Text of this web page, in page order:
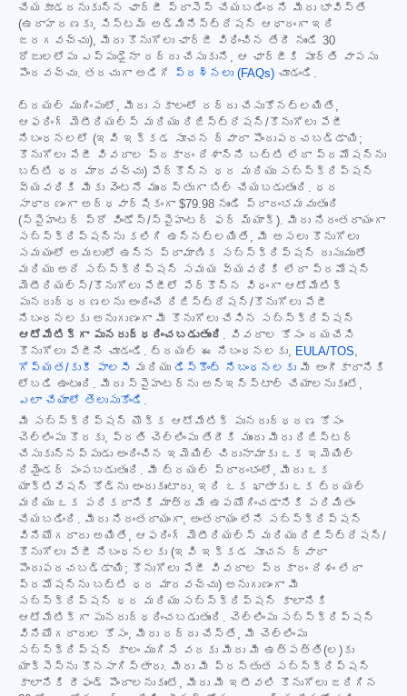
చేయకూడదనుకున్న ఛార్జీ ప్రాసెస్ చేయబడిందని మీరు భావిస్తే
(ఉదాహరణకు, సిస్టమ్ అడ్మినిస్ట్రేషన్ ఆధారంగా ఇది
జరగవచ్చు), మీరు కొనుగోలు ఛార్జీ విధించిన తేదీ నుండి 30
రోజులలోపు ఎప్పుడైనా రద్దు చేసుకుని, ఆ ఛార్జీకి పూర్తి వాపసు
పొందవచ్చు. తరచుగా అడిగే
ప్రశ్నలు (FAQs) చూడండి.
ట్రయల్ ముగింపులో, మీరు సకాలంలో రద్దు చేసుకోనట్లయితే,
ఆఫరింగ్ మెటీరియల్స్ మరియు రిజిస్ట్రేషన్/కొనుగోలు పేజీ
నిబంధనలలో (ఇవి ఇక్కడ సూచన ద్వారా పొందుపరచబడ్డాయి;
కొనుగోలు పేజీ వివరాల ప్రకారం దేశాన్ని బట్టి లేదా ప్రమోషన్‌ను
బట్టి ధర మారవచ్చు) పేర్కొన్న ధర మరియు సబ్‌స్క్రిప్షన్
వ్యవధికి మీకు వెంటనే ముందస్తుగా బిల్ చేయబడుతుంది. ధర
సాధారణంగా అర్ధవార్షికంగా $79.98 నుండి ప్రారంభమవుతుంది
(స్పైహంటర్ ప్రో విండోస్/స్పైహంటర్ ఫర్ మ్యాక్). మీరు నిరంతరాయంగా
సబ్‌స్క్రిప్షన్‌ను కలిగి ఉన్నట్లయితే, మీ అసలు కొనుగోలు
సమయంలో అమలులో ఉన్న ప్రామాణిక సబ్‌స్క్రిప్షన్ రుసుముతో
మరియు అదే సబ్‌స్క్రిప్షన్ సమయ వ్యవధికి లేదా ప్రమోషన్
మెటీరియల్స్/కొనుగోలు పేజీలో పేర్కొన్న విధంగా ఆటోమేటిక్
పునరుద్ధరణలను అందించే రిజిస్ట్రేషన్/కొనుగోలు పేజీ
నిబంధనలకు అనుగుణంగా మీ కొనుగోలు చేసిన సబ్‌స్క్రిప్షన్
ఆటోమేటిక్‌గా పునరుద్ధరించబడుతుంది . వివరాల కోసం దయచేసి
కొనుగోలు పేజీని చూడండి. ట్రయల్ ఈ నిబంధనలకు, EULA/TOS,
గోప్యత/కుకీ పాలసీ మరియు డిస్కౌంట్ నిబంధనలకు మీ అంగీకారానికి
లోబడి ఉంటుంది. మీరు స్పైహంటర్‌ను అన్‌ఇన్‌స్టాల్ చేయాలనుకుంటే,
ఎలా చేయాలో తెలుసుకోండి .
మీ సబ్‌స్క్రిప్షన్ యొక్క ఆటోమేటిక్ పునరుద్ధరణ కోసం
చెల్లింపు కొరకు, ప్రతి చెల్లింపు తేదీకి ముందు మీరు రిజిస్టర్
చేసుకున్నప్పుడు అందించిన ఇమెయిల్ చిరునామాకు ఒక ఇమెయిల్
రిమైండర్ పంపబడుతుంది. మీ ట్రయల్ ప్రారంభంలో, మీరు ఒక
యాక్టివేషన్ కోడ్‌ను అందుకుంటారు, ఇది ఒక ఖాతాకు ఒక ట్రయల్
మరియు ఒక పరికరానికి మాత్రమే ఉపయోగించడానికి పరిమితం
చేయబడింది. మీరు నిరంతరాయంగా, అంతరాయం లేని సబ్‌స్క్రిప్షన్
వినియోగదారు అయితే, ఆఫరింగ్ మెటీరియల్స్ మరియు రిజిస్ట్రేషన్/
కొనుగోలు పేజీ నిబంధనలకు (ఇవి ఇక్కడ సూచన ద్వారా
పొందుపరచబడ్డాయి; కొనుగోలు పేజీ వివరాల ప్రకారం దేశం లేదా
ప్రమోషన్‌ను బట్టి ధర మారవచ్చు) అనుగుణంగా మీ
సబ్‌స్క్రిప్షన్ ధర మరియు సబ్‌స్క్రిప్షన్ కాలానికి
ఆటోమేటిక్‌గా పునరుద్ధరించబడుతుంది. చెల్లింపు సబ్‌స్క్రిప్షన్
వినియోగదారుల కోసం, మీరు రద్దు చేస్తే, మీ చెల్లింపు
సబ్‌స్క్రిప్షన్ కాలం ముగిసే వరకు మీరు మీ ఉత్పత్తి(ల)కు
యాక్సెస్‌ను కొనసాగిస్తారు. మీరు మీ ప్రస్తుత సబ్‌స్క్రిప్షన్
కాలానికి రీఫండ్ పొందాలనుకుంటే, మీరు మీ ఇటీవలి కొనుగోలు జరిగిన